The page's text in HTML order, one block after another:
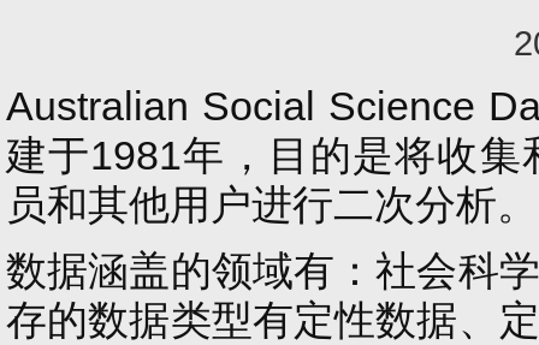
Australian Social Science
建于1981年， 目的是将收
员和其他用户进行二次分析。
数据涵盖的领域有：社会科
存的数据类型有定性数据、